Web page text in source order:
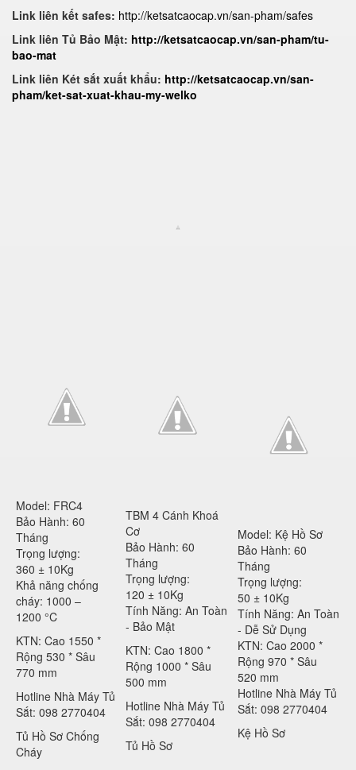
Link liên kết safes: http://ketsatcaocap.vn/san-pham/safes
Link liên Tủ Bảo Mật: http://ketsatcaocap.vn/san-pham/tu-
bao-mat
Link liên Két sắt xuất khẩu: http://ketsatcaocap.vn/san-
pham/ket-sat-xuat-khau-my-welko
Model: FRC4
Bảo Hành: 60
Tháng
Trọng lượng:
360 ± 10Kg
Khả năng chống
cháy: 1000 –
1200 °C
KTN: Cao 1550 *
Rộng 530 * Sâu
770 mm
Hotline Nhà Máy Tủ
Sắt: 098 2770404
Tủ Hồ Sơ Chống
Cháy
TBM 4 Cánh Khoá
Cơ
Bảo Hành: 60
Tháng
Trọng lượng:
120 ± 10Kg
Tính Năng: An Toàn
- Bảo Mật
KTN: Cao 1800 *
Rộng 1000 * Sâu
500 mm
Hotline Nhà Máy Tủ
Sắt: 098 2770404
Tủ Hồ Sơ
Model: Kệ Hồ Sơ
Bảo Hành: 60
Tháng
Trọng lượng:
50 ± 10Kg
Tính Năng: An Toàn
- Dễ Sử Dụng
KTN: Cao 2000 *
Rộng 970 * Sâu
520 mm
Hotline Nhà Máy Tủ
Sắt: 098 2770404
Kệ Hồ Sơ